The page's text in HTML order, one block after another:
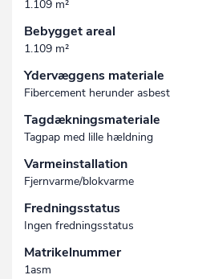
1.109 m²
Bebygget areal
1.109 m²
Ydervæggens materiale
Fibercement herunder asbest
Tagdækningsmateriale
Tagpap med lille hældning
Varmeinstallation
Fjernvarme/blokvarme
Fredningsstatus
Ingen fredningsstatus
Matrikelnummer
1asm